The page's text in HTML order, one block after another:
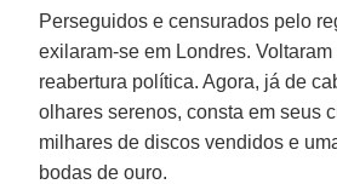
Perseguidos e censurados pelo
exilaram-se em Londres.
reabertura política. Agora, já de
olhares serenos, consta em seus
milhares de discos vendidos e
bodas de ouro.